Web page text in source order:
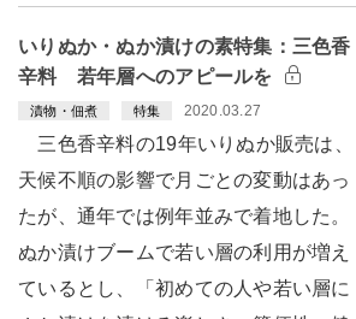
いりぬか・ぬか漬けの素特集：三色香
辛料 若年層へのアピールを
漬物・佃煮 特集 2020.03.27
三色香辛料の19年いりぬか販売は、
天候不順の影響で月ごとの変動はあっ
たが、通年では例年並みで着地した。
ぬか漬けブームで若い層の利用が増え
ているとし、「初めての人や若い層に